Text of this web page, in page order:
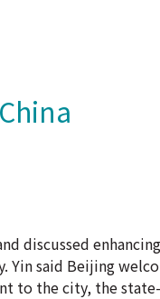
discussed
Yin said Beijing
to the city, the